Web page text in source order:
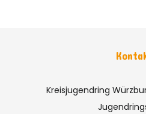
Kreisjugendring